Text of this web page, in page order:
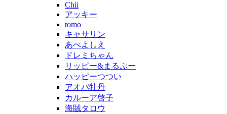
Chii
アッキー
tomo
キャサリン
あべよしえ
ドレミちゃん
リッピー&まるぷー
ハッピーつつい
アオバ牡丹
カルーア啓子
海賊タロウ